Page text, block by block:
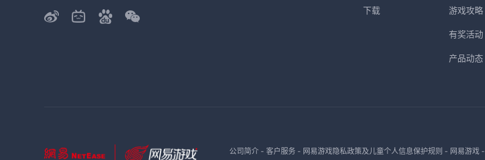
下载 游戏攻略
有奖活动
产品动态
公司简介- 客户服务- 网易游戏隐私政策及儿童个人信息保护规则 - 网易游戏-